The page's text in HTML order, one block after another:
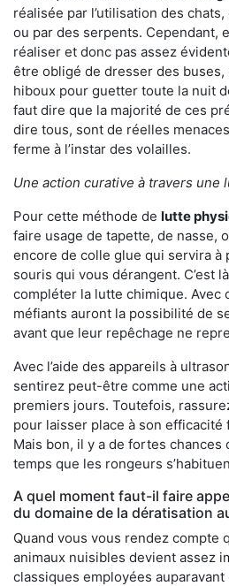
réalisée par l’utilisation des
ou par des serpents. Cependant,
réaliser et donc pas assez
être obligé de dresser des
hiboux pour guetter toute la nuit
faut dire que la majorité de ces
dire tous, sont de réelles
ferme à l’instar des volailles.
Une action curative à travers une
Pour cette méthode de lutte
faire usage de tapette, de nasse,
encore de colle glue qui servira à
souris qui vous dérangent. C’est
compléter la lutte chimique. Avec
méfiants auront la possibilité de
avant que leur repêchage ne
Avec l’aide des appareils à
sentirez peut-être comme une
premiers jours. Toutefois,
pour laisser place à son efficacité
Mais bon, il y a de fortes chances
temps que les rongeurs
A quel moment faut-il faire
du domaine de la dératisation
Quand vous vous rendez compte
animaux nuisibles devient assez
classiques employées